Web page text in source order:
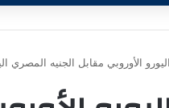
الأوروبي مقابل الجنيه المصري